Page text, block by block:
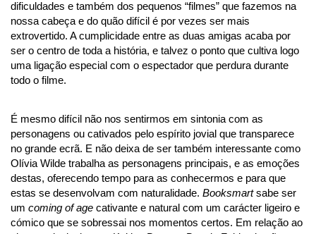
dificuldades e também dos pequenos “filmes” que fazemos na
nossa cabeça e do quão difícil é por vezes ser mais
extrovertido. A cumplicidade entre as duas amigas acaba por
ser o centro de toda a história, e talvez o ponto que cultiva logo
uma ligação especial com o espectador que perdura durante
todo o filme.
É mesmo difícil não nos sentirmos em sintonia com as
personagens ou cativados pelo espírito jovial que transparece
no grande ecrã. E não deixa de ser também interessante como
Olívia Wilde trabalha as personagens principais, e as emoções
destas, oferecendo tempo para as conhecermos e para que
estas se desenvolvam com naturalidade. Booksmart sabe ser
um coming of age cativante e natural com um carácter ligeiro e
cómico que se sobressai nos momentos certos. Em relação ao